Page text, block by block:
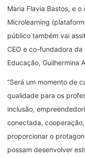
Maria Flavia Bastos, e
Microlearning
público também vai
CEO e co-fundadora
Educação, Guilhermina
“Será um momento de
qualidade para os
inclusão,
conectada,
proporcionar o
possam desenvolver